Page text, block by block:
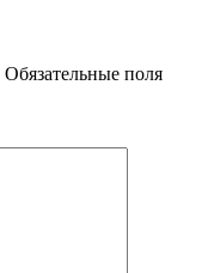
Обязательные поля